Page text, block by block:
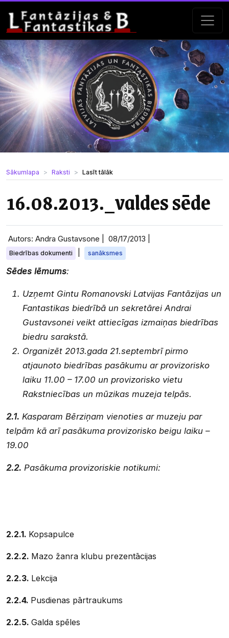
Sākumlapa Raksti Lasīt tālāk
16.08.2013._valdes sēde
Autors: Andra Gustavsone | 08/17/2013
Biedrības dokumenti sanāksmes
Sēdes lēmums:
Uzņemt Gintu Romanovski Latvijas Fantāzijas un
Fantastikas biedrībā un sekretārei Andrai
Gustavsonei veikt attiecīgas izmaiņas biedrības
biedru sarakstā.
Organizēt 2013.gada 21.septembrī pirmo
atjaunoto biedrības pasākumu ar provizorisko
laiku 11.00 – 17.00 un provizorisko vietu
Rakstniecības un mūzikas muzeja telpās.
2.1. Kasparam Bērziņam vienoties ar muzeju par
telpām kā arī pasākuma provizorisko beigu laiku –
19.00
2.2. Pasākuma provizoriskie notikumi:
2.2.1. Kopsapulce
2.2.2. Mazo žanra klubu prezentācijas
2.2.3. Lekcija
2.2.4. Pusdienas pārtraukums
2.2.5. Galda spēles